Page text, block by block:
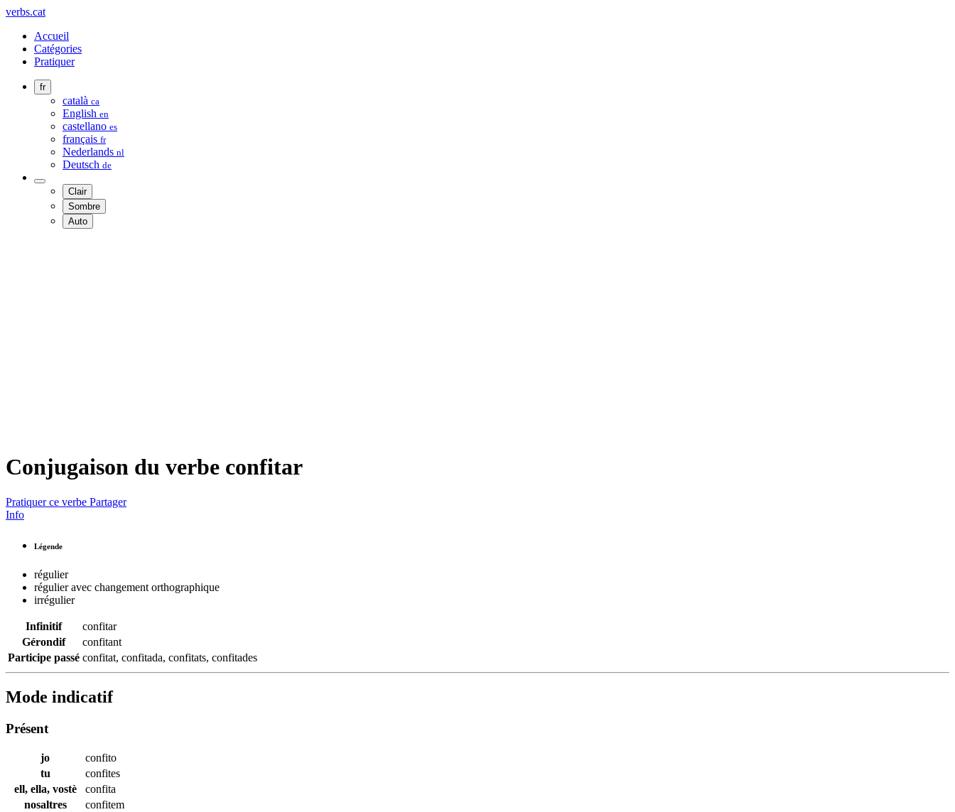
verbs.cat
Accueil
Catégories
Pratiquer
fr
català ca
English en
castellano es
français fr
Nederlands nl
Deutsch de
Clair
Sombre
Auto
Conjugaison du verbe confitar
Pratiquer ce verbe Partager
Info
Légende
régulier
régulier avec changement orthographique
irrégulier
Infinitif
confitar
Gérondif
confitant
Participe passé confitat, confitada, confitats, confitades
Mode indicatif
Présent
jo
confito
tu
confites
ell, ella, vostè
confita
nosaltres
confitem